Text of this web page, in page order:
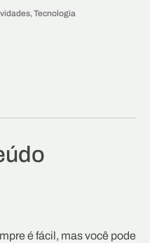
,Tecnologia
é fácil, mas você pode